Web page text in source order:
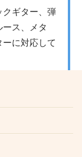
ギター、弾
ス、メタ
に対応して
ておりま